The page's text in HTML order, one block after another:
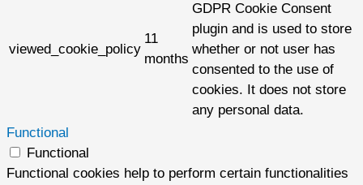
viewed_cookie_policy
11
months
GDPR Cookie Consent
plugin and is used to store
whether or not user has
consented to the use of
cookies. It does not store
any personal data.
Functional
Functional
Functional cookies help to perform certain functionalities